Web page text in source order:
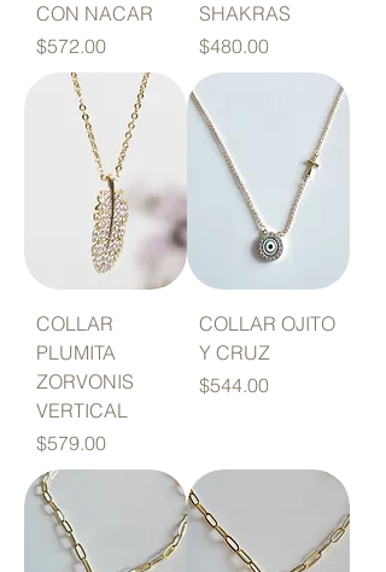
CON NACAR
Precio
$572.00
SHAKRAS
Precio
$480.00
COLLAR
PLUMITA
ZORVONIS
VERTICAL
Precio
$579.00
COLLAR OJITO
Y CRUZ
Precio
$544.00